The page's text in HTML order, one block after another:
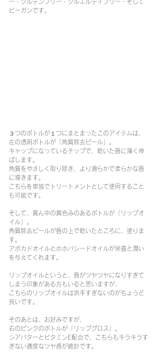
ー・グルテンフリー・クルエルティフリー・そして
ビーガンです。
３つのボトルが１つにまとまったこのアイテムは、
左の透明ボトルが「角質除去ピール」。
キャップになっているチップで、乾いた唇に薄く伸
ばします。
角質をやさしく取り除き、より滑らかで柔らかな唇
に導きます。
こちらを単独でトリートメントとして使用すること
も可能です。
そして、真ん中の黄色みのあるボトルが「リップオ
イル」。
角質除去ピールが唇の上で乾いたところに、塗りま
す。
アボカドオイルとホホバシードオイルが栄養と潤い
を与えてくれます。
リップオイルというと、唇がツヤツヤになりすぎて
しまう印象がある方もいると思いますが、
こちらのリップオイルは派手すぎないのがちょうど
良いです。
そのあとは、お好みですが、
右のピンクのボトルが「リップグロス」。
シアバターとビタミンE配合で、こちらもキラキラす
ぎない適度なツヤ感が絶妙です。